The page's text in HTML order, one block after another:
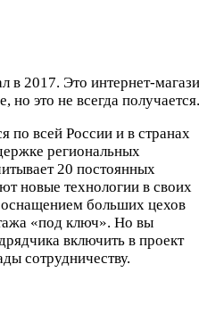
в 2017. Это интернет-
но это не всегда
по всей России и в странах
региональных
20 постоянных
новые технологии в своих
больших цехов
«под ключ». Но вы
включить в проект
сотрудничеству.